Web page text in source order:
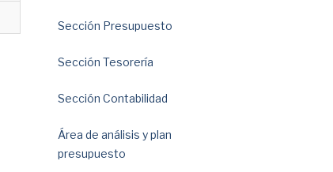
Sección Presupuesto
Sección Tesorería
Sección Contabilidad
Área de análisis y plan
presupuesto